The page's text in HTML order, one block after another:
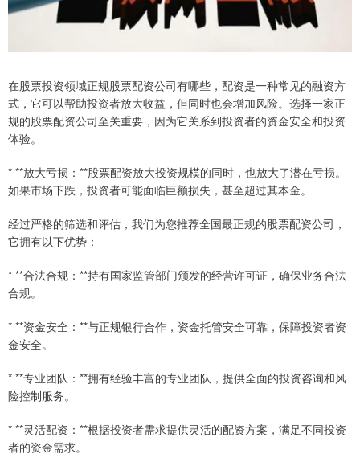
在股票投资领域正规股票配资公司有哪些，配资是一种常见的融资方
式，它可以帮助投资者放大收益，但同时也会增加风险。选择一家正
规的股票配资公司至关重要，因为它关系到投资者的资金安全和投资
体验。
* **放大亏损：**股票配资放大投资规模的同时，也放大了潜在亏损。
如果市场下跌，投资者可能面临巨额损失，甚至超过其本金。
经过严格的筛选和评估，我们为您推荐全国最正规的股票配资公司，
它拥有以下优势：
* **合法合规：**持有国家监管部门颁发的经营许可证，确保业务合法
合规。
* **资金安全：**与正规银行合作，资金托管安全可靠，保障投资者资
金安全。
* **专业团队：**拥有经验丰富的专业团队，提供全面的投资咨询和风
险控制服务。
* **灵活配资：**根据投资者需求提供灵活的配资方案，满足不同投资
者的资金需求。